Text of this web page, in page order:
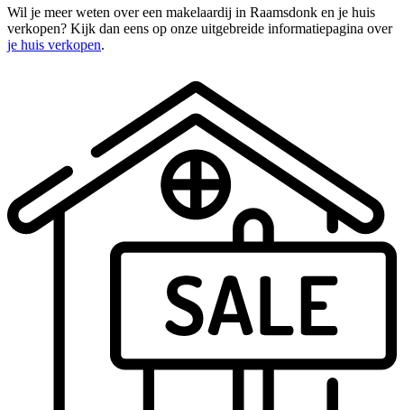
Wil je meer weten over een makelaardij in Raamsdonk en je huis
verkopen? Kijk dan eens op onze uitgebreide informatiepagina over
je huis verkopen.